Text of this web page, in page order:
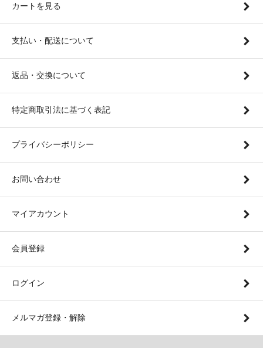
カートを見る
支払い・配送について
返品・交換について
特定商取引法に基づく表記
プライバシーポリシー
お問い合わせ
マイアカウント
会員登録
ログイン
メルマガ登録・解除